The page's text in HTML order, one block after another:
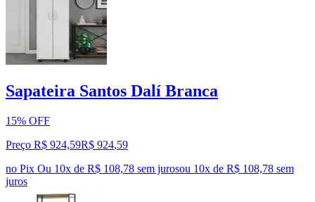
Sapateira Santos Dalí Branca
15% OFF
Preço R$ 924,59R$ 924,59
no Pix Ou 10x de R$ 108,78 sem jurosou 10x de R$ 108,78 sem
juros